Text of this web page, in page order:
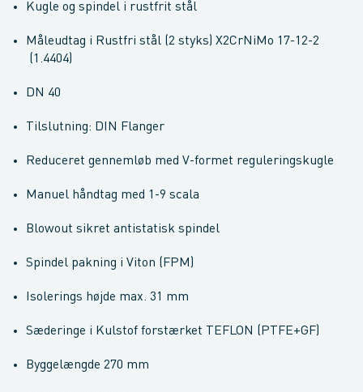
Kugle og spindel i rustfrit stål
Måleudtag i Rustfri stål (2 styks) X2CrNiMo 17-12-2
(1.4404)
DN 40
Tilslutning: DIN Flanger
Reduceret gennemløb med V-formet reguleringskugle
Manuel håndtag med 1-9 scala
Blowout sikret antistatisk spindel
Spindel pakning i Viton (FPM)
Isolerings højde max. 31 mm
Sæderinge i Kulstof forstærket TEFLON (PTFE+GF)
Byggelængde 270 mm